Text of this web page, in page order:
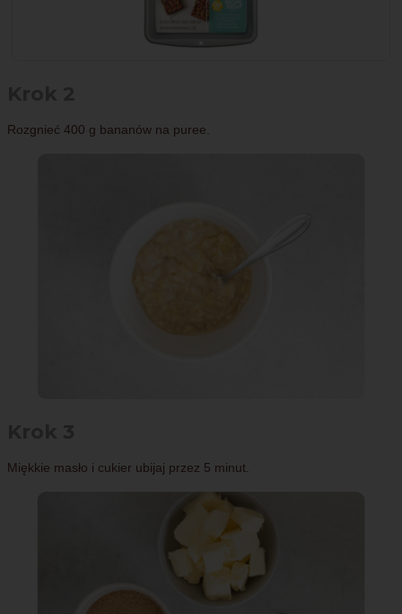
Rozgnieć 400 g bananów na puree.
Miękkie masło i cukier ubijaj przez 5 minut.